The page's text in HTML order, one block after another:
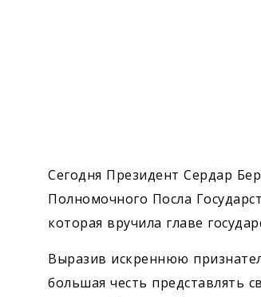
Сегодня Президент Сердар
Полномочного Посла
которая вручила главе
Выразив искреннюю
большая честь представлять